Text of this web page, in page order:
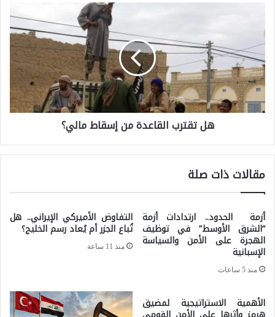
ل
ا
ن
خ
ي
ن
ر
ل
ق
ت
ر
ق
ا
ع
د
ة
م
إ
هل تقترب القاعدة من إسقاط مالي؟
مقالات ذات صلة
أزمة الحدود.. ارتدادات أزمة
“الشرق الأوسط” في توظيف
الهجرة على الأمن والسياسة
الإسبانية
منذ 5 ساعات
التفاوض الأميركي الإيراني.. هل
تُباع الجزر أم يُعاد رسم الخليج؟
منذ 11 ساعة
الأهمية الاستراتيجية لمضيق